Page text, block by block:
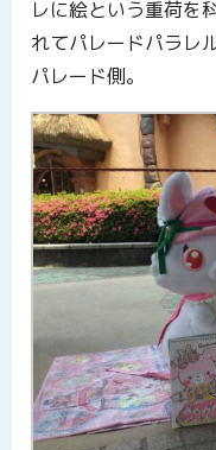
レに絵という重荷を
れてパレードパラレ
パレード側。